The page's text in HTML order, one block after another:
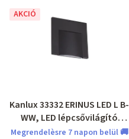
AKCIÓ
Kanlux 33332 ERINUS LED L B-
WW, LED lépcsővilágító
lámpatest
Megrendelèsre 7 napon belül 🚚